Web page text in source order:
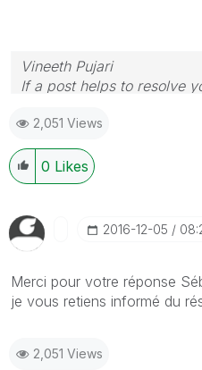
Vineeth Pujari
If a post helps to resolve
2,051 Views
0 Likes
‎2016-12-05
Merci pour votre réponse
je vous retiens informé du
2,051 Views